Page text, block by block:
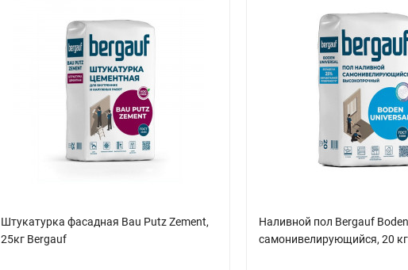
Штукатурка фасадная Bau Putz Zement,
25кг Bergauf
Наливной пол Bergauf Boden
самонивелирующийся, 20 кг